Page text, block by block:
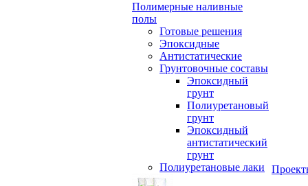
Полимерные наливные
полы
Готовые решения
Эпоксидные
Антистатические
Грунтовочные составы
Эпоксидный
грунт
Полиуретановый
грунт
Эпоксидный
антистатический
грунт
Полиуретановые лаки